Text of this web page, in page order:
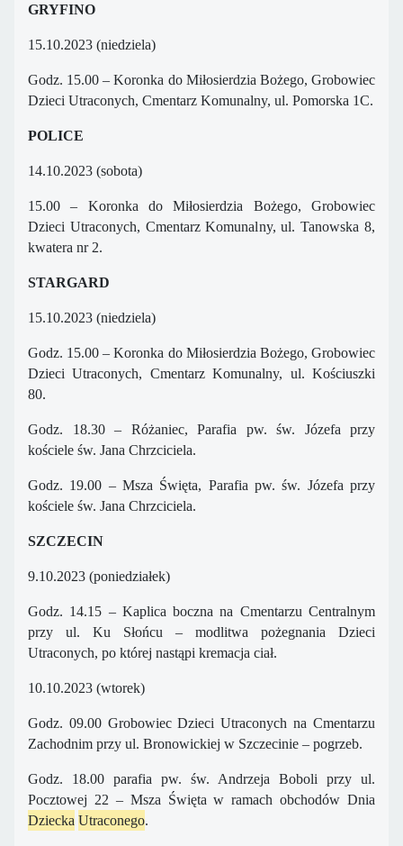
GRYFINO
15.10.2023 (niedziela)
Godz. 15.00 – Koronka do Miłosierdzia Bożego, Grobowiec
Dzieci Utraconych, Cmentarz Komunalny, ul. Pomorska 1C.
POLICE
14.10.2023 (sobota)
15.00 – Koronka do Miłosierdzia Bożego, Grobowiec
Dzieci Utraconych, Cmentarz Komunalny, ul. Tanowska 8,
kwatera nr 2.
STARGARD
15.10.2023 (niedziela)
Godz. 15.00 – Koronka do Miłosierdzia Bożego, Grobowiec
Dzieci Utraconych, Cmentarz Komunalny, ul. Kościuszki
80.
Godz. 18.30 – Różaniec, Parafia pw. św. Józefa przy
kościele św. Jana Chrzciciela.
Godz. 19.00 – Msza Święta, Parafia pw. św. Józefa przy
kościele św. Jana Chrzciciela.
SZCZECIN
9.10.2023 (poniedziałek)
Godz. 14.15 – Kaplica boczna na Cmentarzu Centralnym
przy ul. Ku Słońcu – modlitwa pożegnania Dzieci
Utraconych, po której nastąpi kremacja ciał.
10.10.2023 (wtorek)
Godz. 09.00 Grobowiec Dzieci Utraconych na Cmentarzu
Zachodnim przy ul. Bronowickiej w Szczecinie – pogrzeb.
Godz. 18.00 parafia pw. św. Andrzeja Boboli przy ul.
Pocztowej 22 – Msza Święta w ramach obchodów Dnia
Dziecka Utraconego.